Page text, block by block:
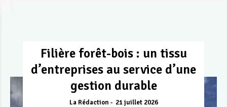
Filière forêt-bois : un tissu
d’entreprises au service d’une
gestion durable
La Rédaction 21 juillet 2026